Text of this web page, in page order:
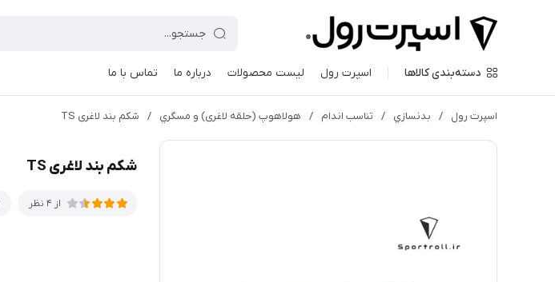
دسته‌بندی کالاها اسپرت رول لیست محصولات درباره ما تماس با ما
اسپرت رول / بدنسازي / تناسب اندام / هولاهوپ (حلقه لاغری) و مسگري / شکم بند لاغری TS
شکم بند لاغری TS
از 4 نظر